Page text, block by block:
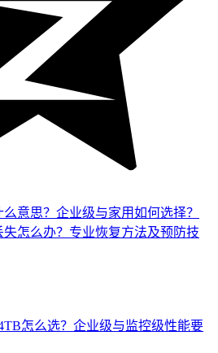
意思？企业级与家用如何选择？
怎么办？专业恢复方法及预防技